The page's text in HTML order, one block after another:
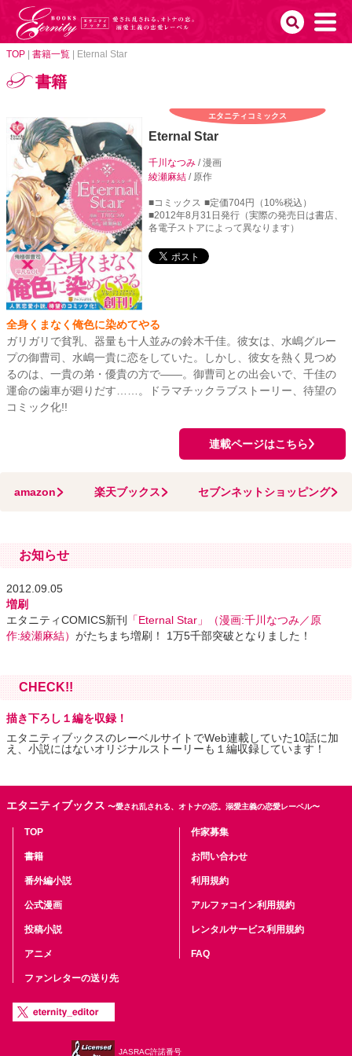
TOP 書籍一覧 Eternal Star
書籍
エタニティコミックス
Eternal Star
千川なつみ/ 漫画
綾瀬麻結/ 原作
■コミックス ■定価704円（10%税込）
■2012年8月31日発行（実際の発売日は書店、
各電子ストアによって異なります）
全身くまなく俺色に染めてやる
ガリガリで貧乳、器量も十人並みの鈴木千佳。彼女は、水嶋グルー
プの御曹司、水嶋一貴に恋をしていた。しかし、彼女を熱く見つめ
るのは、一貴の弟・優貴の方で――。御曹司との出会いで、千佳の
運命の歯車が廻りだす……。ドラマチックラブストーリー、待望の
コミック化!!
連載ページはこちら
amazon 楽天ブックス セブンネットショッピング
お知らせ
2012.09.05
増刷
エタニティCOMICS新刊
「Eternal Star」（漫画:千川なつみ／原
作:綾瀬麻結） がたちまち増刷！ 1万5千部突破となりました！
CHECK!!
描き下ろし１編を収録！
エタニティブックスのレーベルサイトでWeb連載していた10話に加
え、小説にはないオリジナルストーリーも１編収録しています！
エタニティブックス 〜愛され乱される、オトナの恋。溺愛主義の恋愛レーベル〜
TOP
書籍
番外編小説
公式漫画
投稿小説
アニメ
ファンレターの送り先
作家募集
お問い合わせ
利用規約
アルファコイン利用規約
レンタルサービス利用規約
FAQ
JASRAC許諾番号